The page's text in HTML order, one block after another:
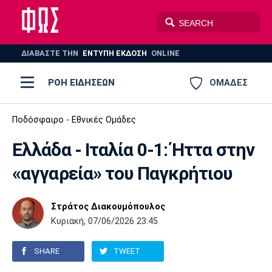
ΔΙΑΒΑΣΤΕ THN ΕΝΤΥΠΗ ΕΚΔΟΣΗ ONLINE
ΟΜΑΔΕΣ
ΡΟΗ ΕΙΔΗΣΕΩΝ
ΠΟΔΟΣΦΑΙΡΟ ΜΠΑΣΚΕΤ
AUTO-MOTO PLUS
Ποδόσφαιρο
Super League 1
Super League 2
Γ Εθνική
Ελλάδα
Μπάσκετ
Ελλάδα
Εθνική
EuroLeague
Ολυμπιακοί Αγώνες
Βόλεϊ
Πόλο
Ολυμπιακός ΑΕΚ ΠΑΟΚ
Παναθηναϊκός Ατρόμητος
Ποδόσφαιρο - Εθνικές Ομάδες
Ελλάδα - Ιταλία 0-1: Ήττα στην
«αγγαρεία» του Παγκρήτιου
Στράτος Διακουμόπουλος
Κυριακή, 07/06/2026 23:45
SHARE TWEET